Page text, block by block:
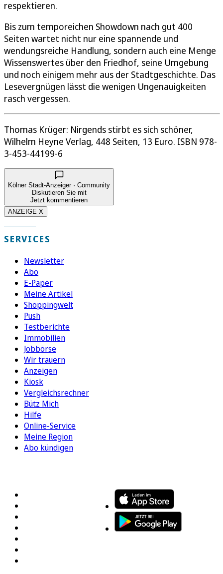
respektieren.
Bis zum temporeichen Showdown nach gut 400
Seiten wartet nicht nur eine spannende und
wendungsreiche Handlung, sondern auch eine Menge
Wissenswertes über den Friedhof, seine Umgebung
und noch einigem mehr aus der Stadtgeschichte. Das
Lesevergnügen lässt die wenigen Ungenauigkeiten
rasch vergessen.
Thomas Krüger: Nirgends stirbt es sich schöner,
Wilhelm Heyne Verlag, 448 Seiten, 13 Euro. ISBN 978-
3-453-44199-6
Kölner Stadt-Anzeiger · Community
Diskutieren Sie mit
Jetzt kommentieren
ANZEIGE X
SERVICES
Newsletter
Abo
E-Paper
Meine Artikel
Shoppingwelt
Push
Testberichte
Immobilien
Jobbörse
Wir trauern
Anzeigen
Kiosk
Vergleichsrechner
Bütz Mich
Hilfe
Online-Service
Meine Region
Abo kündigen